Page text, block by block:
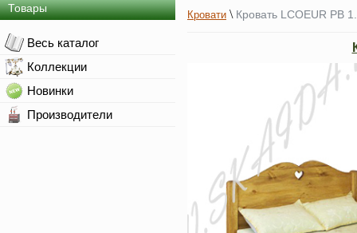
Товары
Весь каталог
Коллекции
Новинки
Производители
Кровати \ Кровать LCOEUR PB